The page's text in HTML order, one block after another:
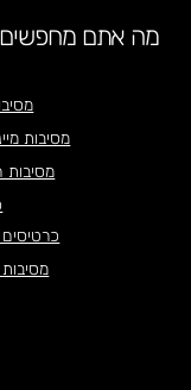
מה אתם
מסיבות
מסיבות